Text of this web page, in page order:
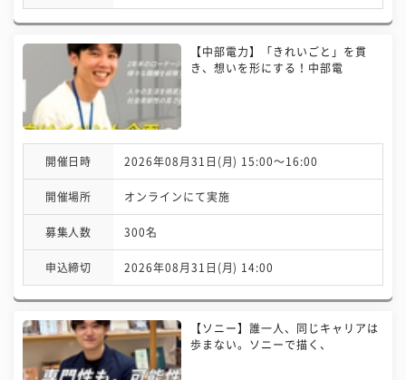
【中部電力】「きれいごと」を貫
き、想いを形にする！中部電
開催日時 2026年08月31日(月) 15:00〜16:00
開催場所 オンラインにて実施
募集人数 300名
申込締切 2026年08月31日(月) 14:00
【ソニー】誰一人、同じキャリアは
歩まない。ソニーで描く、